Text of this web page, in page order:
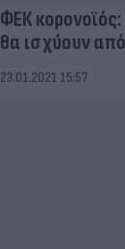
ΦΕΚ
θα ισχύουν
23.01.2021 15:57